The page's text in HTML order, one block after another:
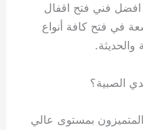
افضل فني فتح اقفال
في فتح كافة أنواع
والحديثة.
الصبية؟
بمستوى عالي